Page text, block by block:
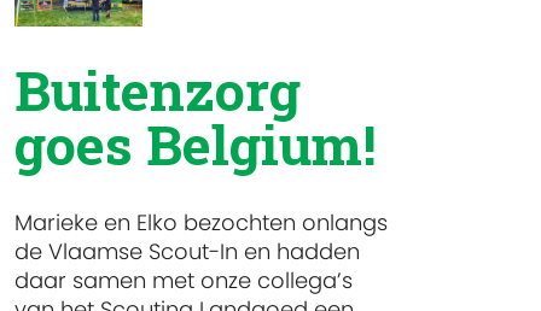
Buitenzorg
goes Belgium!
Marieke en Elko bezochten onlangs
de Vlaamse Scout-In en hadden
daar samen met onze collega’s